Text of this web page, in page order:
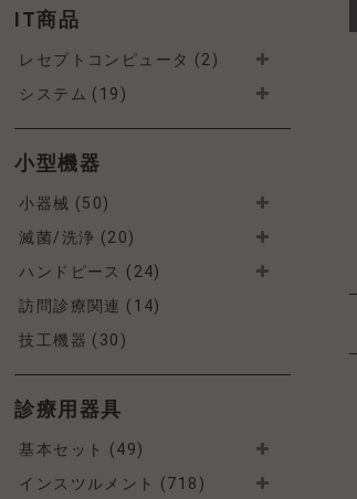
IT商品
レセプトコンピュータ (2)
システム (19)
小型機器
小器械 (50)
滅菌/洗浄 (20)
ハンドピース (24)
訪問診療関連 (14)
技工機器 (30)
診療用器具
基本セット (49)
インスツルメント (718)